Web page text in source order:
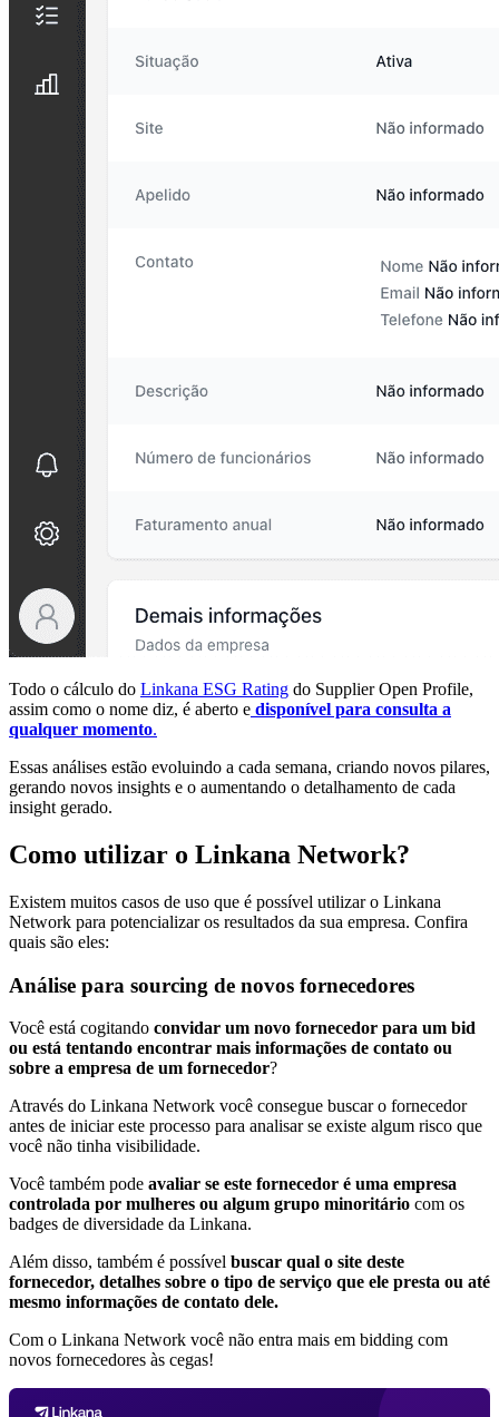
Todo o cálculo do Linkana ESG Rating do Supplier Open Profile,
assim como o nome diz, é aberto e disponível para consulta a
qualquer momento.
Essas análises estão evoluindo a cada semana, criando novos pilares,
gerando novos insights e o aumentando o detalhamento de cada
insight gerado.
Como utilizar o Linkana Network?
Existem muitos casos de uso que é possível utilizar o Linkana
Network para potencializar os resultados da sua empresa. Confira
quais são eles:
Análise para sourcing de novos fornecedores
Você está cogitando convidar um novo fornecedor para um bid
ou está tentando encontrar mais informações de contato ou
sobre a empresa de um fornecedor?
Através do Linkana Network você consegue buscar o fornecedor
antes de iniciar este processo para analisar se existe algum risco que
você não tinha visibilidade.
Você também pode avaliar se este fornecedor é uma empresa
controlada por mulheres ou algum grupo minoritário com os
badges de diversidade da Linkana.
Além disso, também é possível buscar qual o site deste
fornecedor, detalhes sobre o tipo de serviço que ele presta ou até
mesmo informações de contato dele.
Com o Linkana Network você não entra mais em bidding com
novos fornecedores às cegas!